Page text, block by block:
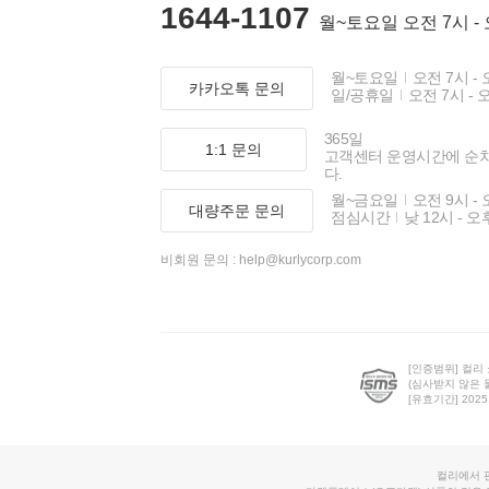
1644-1107 월~토요일 오전 7시 -
카카오톡 문의
월~토요일
오전 7시 -
일/공휴일
오전 7시 -
1:1 문의
365일
고객센터 운영시간에 순
다.
대량주문 문의
월~금요일
오전 9시 -
점심시간
낮 12시 - 오
비회원 문의 : help@kurlycorp.com
[인증범위] 컬리
(심사받지 않은
[유효기간]
컬리에서